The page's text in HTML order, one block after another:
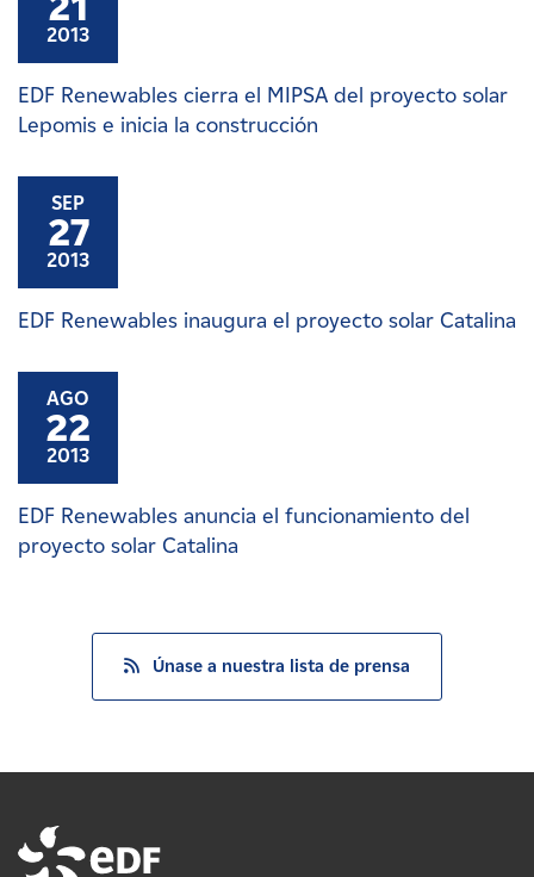
2013
EDF Renewables cierra el MIPSA del proyecto solar
Lepomis e inicia la construcción
SEP
27
2013
EDF Renewables inaugura el proyecto solar Catalina
AGO
22
2013
EDF Renewables anuncia el funcionamiento del
proyecto solar Catalina
Únase a nuestra lista de prensa